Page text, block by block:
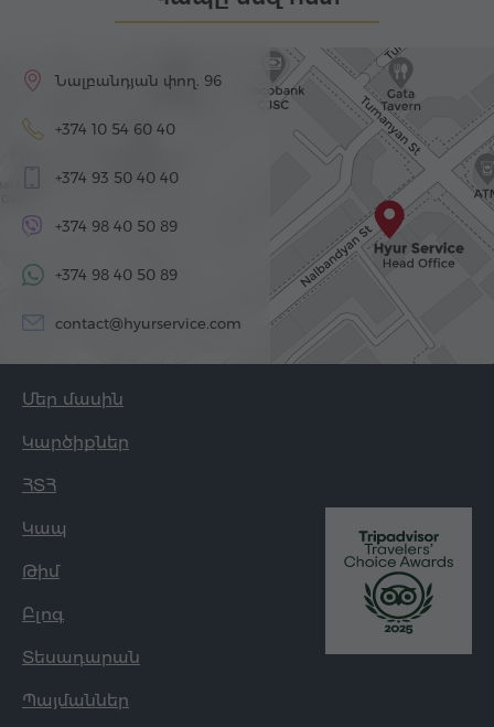
Նալբանդյան փող. 96
+374 10 54 60 40
+374 93 50 40 40
+374 98 40 50 89
+374 98 40 50 89
contact@hyurservice.com
Մեր մասին
Կարծիքներ
ՀՏՀ
Կապ
Թիմ
Բլոգ
Տեսադարան
Պայմաններ